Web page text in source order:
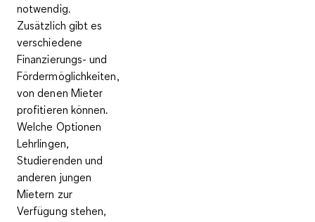
notwendig.
Zusätzlich gibt es
verschiedene
Finanzierungs- und
Fördermöglichkeiten,
von denen Mieter
profitieren können.
Welche Optionen
Lehrlingen,
Studierenden und
anderen jungen
Mietern zur
Verfügung stehen,